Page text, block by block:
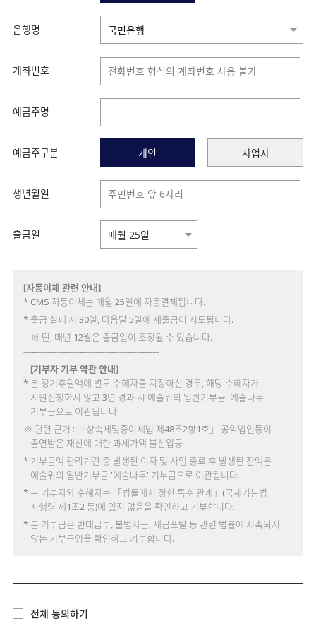
은행명
계좌번호
예금주명
예금주구분 개인 사업자
생년월일
출금일
[자동이체 관련 안내]
* CMS 자동이체는 매월 25일에 자동결제됩니다.
* 출금 실패 시 30일, 다음달 5일에 재출금이 시도됩니다.
※ 단, 매년 12월은 출금일이 조정될 수 있습니다.
------------------------------------------------
[기부자 기부 약관 안내]
* 본 정기후원액에 별도 수혜자를 지정하신 경우, 해당 수혜자가
지원신청하지 않고 3년 경과 시 예술위의 일반기부금 '예술나무'
기부금으로 이관됩니다.
※ 관련 근거 : 「상속세및증여세법 제48조2항1호」 공익법인등이
출연받은 재산에 대한 과세가액 불산입등
* 기부금액 관리기간 중 발생된 이자 및 사업 종료 후 발생된 잔액은
예술위의 일반기부금 '예술나무' 기부금으로 이관됩니다.
* 본 기부자와 수혜자는 「법률에서 정한 특수 관계」(국세기본법
시행령 제1조2 등)에 있지 않음을 확인하고 기부합니다.
* 본 기부금은 반대급부, 불법자금, 세금포탈 등 관련 법률에 저촉되지
않는 기부금임을 확인하고 기부합니다.
전체 동의하기